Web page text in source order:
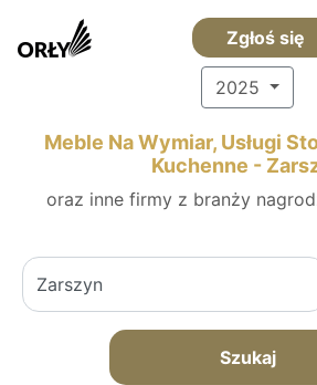
Zgłoś się
2025
Meble Na Wymiar, Usługi
Kuchenne -
oraz inne firmy z branży
Szukaj